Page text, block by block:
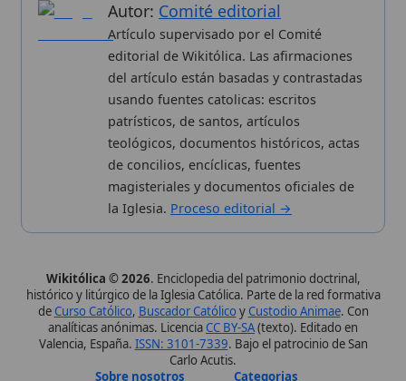
Sobre nosotros
Proceso editorial
Publicación seriada
Datos abiertos
Estadísticas
Aviso legal
Política de privacidad
Categorias
Más visitados
Nuevas entradas
Cambios recientes
Kit de Prensa
Widgets para tu web
✦ SÍGUENOS EN
Canal de WhatsApp
Únete · publicación regular
Perfil de Instagram
Síguenos · @wikitolica